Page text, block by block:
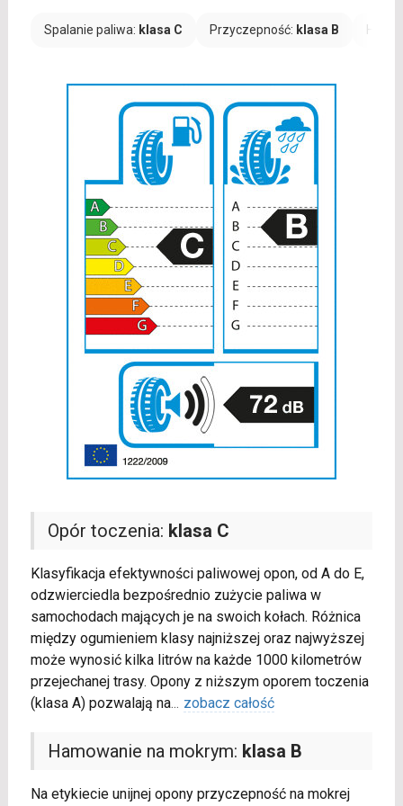
Spalanie paliwa: klasa C Przyczepność: klasa B
Opór toczenia: klasa C
Klasyfikacja efektywności paliwowej opon, od A do E,
odzwierciedla bezpośrednio zużycie paliwa w
samochodach mających je na swoich kołach. Różnica
między ogumieniem klasy najniższej oraz najwyższej
może wynosić kilka litrów na każde 1000 kilometrów
przejechanej trasy. Opony z niższym oporem toczenia
(klasa A) pozwalają na... zobacz całość
Hamowanie na mokrym: klasa B
Na etykiecie unijnej opony przyczepność na mokrej